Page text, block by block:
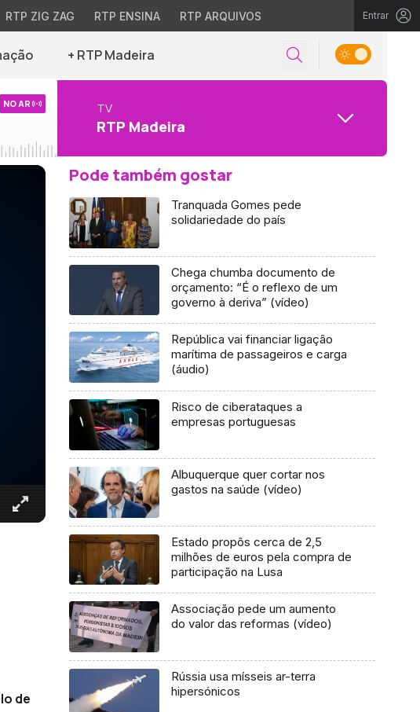
RTP ZIG ZAG RTP ENSINA RTP ARQUIVOS Entrar
+ RTP Madeira
NO AR TV
RTP Madeira
de
Pode também gostar
Tranquada Gomes pede
solidariedade do país
Chega chumba documento de
orçamento: “É o reflexo de um
governo à deriva” (vídeo)
República vai financiar ligação
marítima de passageiros e carga
(áudio)
Risco de ciberataques a
empresas portuguesas
Albuquerque quer cortar nos
gastos na saúde (vídeo)
Estado propôs cerca de 2,5
milhões de euros pela compra de
participação na Lusa
Associação pede um aumento
do valor das reformas (vídeo)
Rússia usa mísseis ar-terra
hipersónicos